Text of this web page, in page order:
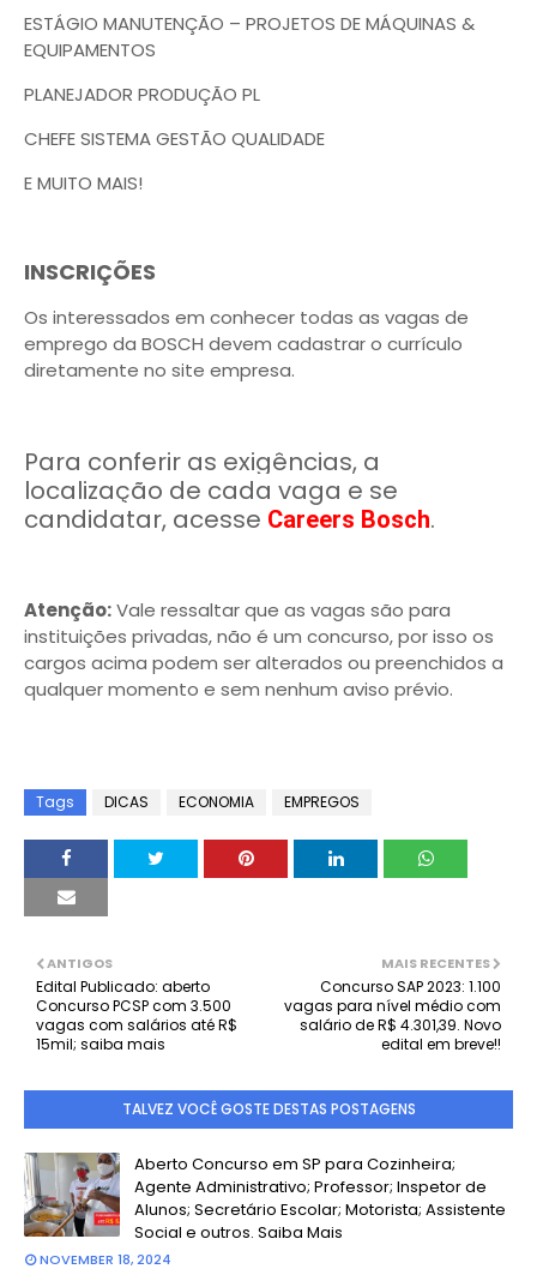
ESTÁGIO MANUTENÇÃO – PROJETOS DE MÁQUINAS &
EQUIPAMENTOS
PLANEJADOR PRODUÇÃO PL
CHEFE SISTEMA GESTÃO QUALIDADE
E MUITO MAIS!
INSCRIÇÕES
Os interessados em conhecer todas as vagas de
emprego da BOSCH devem cadastrar o currículo
diretamente no site empresa.
Para conferir as exigências, a
localização de cada vaga e se
candidatar, acesse Careers Bosch.
Atenção:Vale ressaltar que as vagas são para
instituições privadas, não é um concurso, por isso os
cargos acima podem ser alterados ou preenchidos a
qualquer momento e sem nenhum aviso prévio.
Tags DICAS ECONOMIA EMPREGOS
MAIS RECENTES
Concurso SAP 2023: 1.100
vagas para nível médio com
salário de R$ 4.301,39. Novo
edital em breve!!
ANTIGOS
Edital Publicado: aberto
Concurso PCSP com 3.500
vagas com salários até R$
15mil; saiba mais
TALVEZ VOCÊ GOSTE DESTAS POSTAGENS
Aberto Concurso em SP para Cozinheira;
Agente Administrativo; Professor; Inspetor de
Alunos; Secretário Escolar; Motorista; Assistente
Social e outros. Saiba Mais
NOVEMBER 18, 2024